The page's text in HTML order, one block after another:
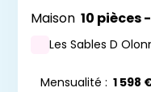
Maison 10 pièces
Les Sables D
Mensualité : 1 598